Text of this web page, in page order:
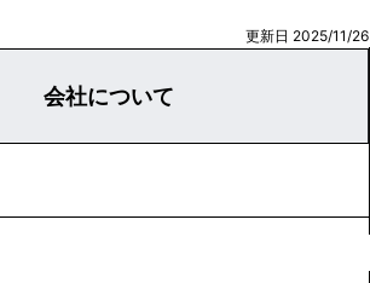
更新日 2025/11/26
会社について